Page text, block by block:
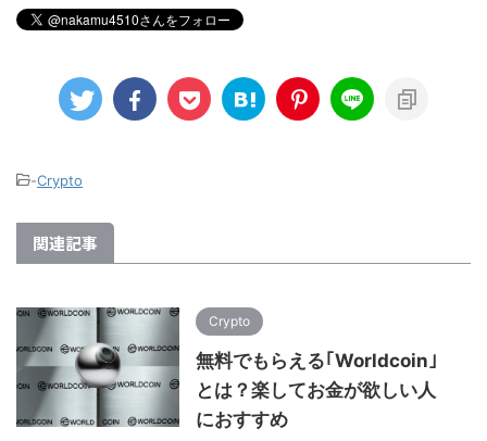
-Crypto
関連記事
Crypto
無料でもらえる｢Worldcoin｣
とは？楽してお金が欲しい人
におすすめ